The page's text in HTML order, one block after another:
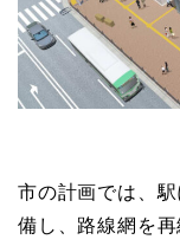
市の計画では、
備し、路線網を